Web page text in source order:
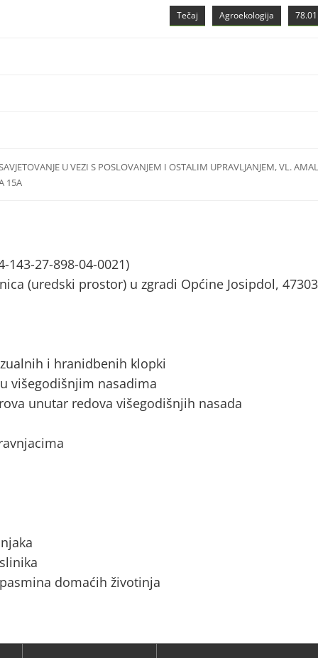
Agroekologija
Tečaj
U VEZI S POSLOVANJEM I OSTALIM UPRAVLJANJEM, VL.
15A
143-27-898-04-0021)
(uredski prostor) u zgradi Općine Josipdol, 47303
i hranidbenih klopki
višegodišnjim nasadima
unutar redova višegodišnjih nasada
domaćih životinja